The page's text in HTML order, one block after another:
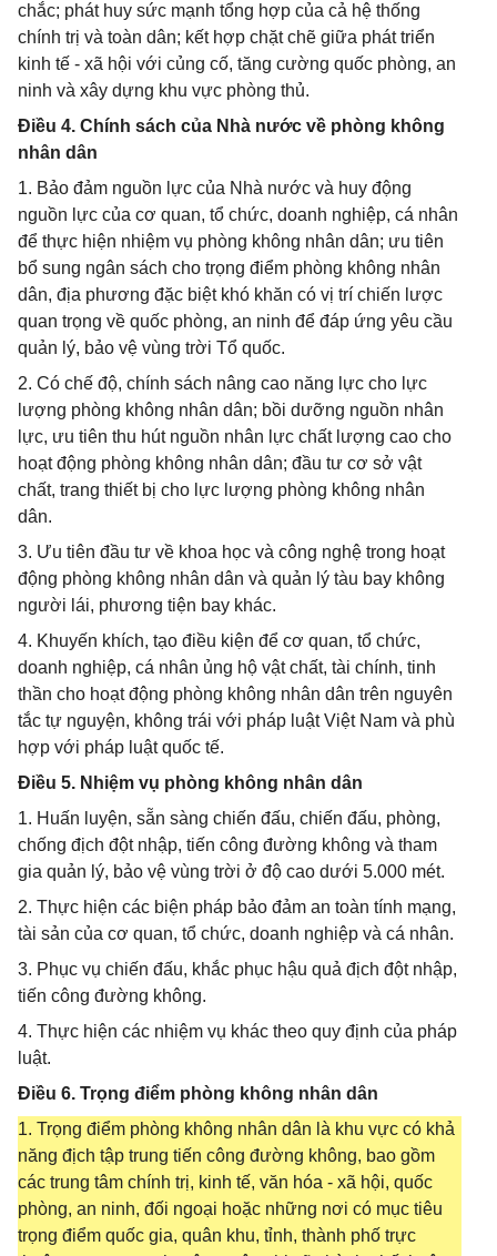
chắc; phát huy sức mạnh tổng hợp của cả hệ thống
chính trị và toàn dân; kết hợp chặt chẽ giữa phát triển
kinh tế - xã hội với củng cố, tăng cường quốc phòng, an
ninh và xây dựng khu vực phòng thủ.
Điều 4. Chính sách của Nhà nước về phòng không
nhân dân
1. Bảo đảm nguồn lực của Nhà nước và huy động
nguồn lực của cơ quan, tổ chức, doanh nghiệp, cá nhân
để thực hiện nhiệm vụ phòng không nhân dân; ưu tiên
bổ sung ngân sách cho trọng điểm phòng không nhân
dân, địa phương đặc biệt khó khăn có vị trí chiến lược
quan trọng về quốc phòng, an ninh để đáp ứng yêu cầu
quản lý, bảo vệ vùng trời Tổ quốc.
2. Có chế độ, chính sách nâng cao năng lực cho lực
lượng phòng không nhân dân; bồi dưỡng nguồn nhân
lực, ưu tiên thu hút nguồn nhân lực chất lượng cao cho
hoạt động phòng không nhân dân; đầu tư cơ sở vật
chất, trang thiết bị cho lực lượng phòng không nhân
dân.
3. Ưu tiên đầu tư về khoa học và công nghệ trong hoạt
động phòng không nhân dân và quản lý tàu bay không
người lái, phương tiện bay khác.
4. Khuyến khích, tạo điều kiện để cơ quan, tổ chức,
doanh nghiệp, cá nhân ủng hộ vật chất, tài chính, tinh
thần cho hoạt động phòng không nhân dân trên nguyên
tắc tự nguyện, không trái với pháp luật Việt Nam và phù
hợp với pháp luật quốc tế.
Điều 5. Nhiệm vụ phòng không nhân dân
1. Huấn luyện, sẵn sàng chiến đấu, chiến đấu, phòng,
chống địch đột nhập, tiến công đường không và tham
gia quản lý, bảo vệ vùng trời ở độ cao dưới 5.000 mét.
2. Thực hiện các biện pháp bảo đảm an toàn tính mạng,
tài sản của cơ quan, tổ chức, doanh nghiệp và cá nhân.
3. Phục vụ chiến đấu, khắc phục hậu quả địch đột nhập,
tiến công đường không.
4. Thực hiện các nhiệm vụ khác theo quy định của pháp
luật.
Điều 6. Trọng điểm phòng không nhân dân
1. Trọng điểm phòng không nhân dân là khu vực có khả
năng địch tập trung tiến công đường không, bao gồm
các trung tâm chính trị, kinh tế, văn hóa - xã hội, quốc
phòng, an ninh, đối ngoại hoặc những nơi có mục tiêu
trọng điểm quốc gia, quân khu, tỉnh, thành phố trực